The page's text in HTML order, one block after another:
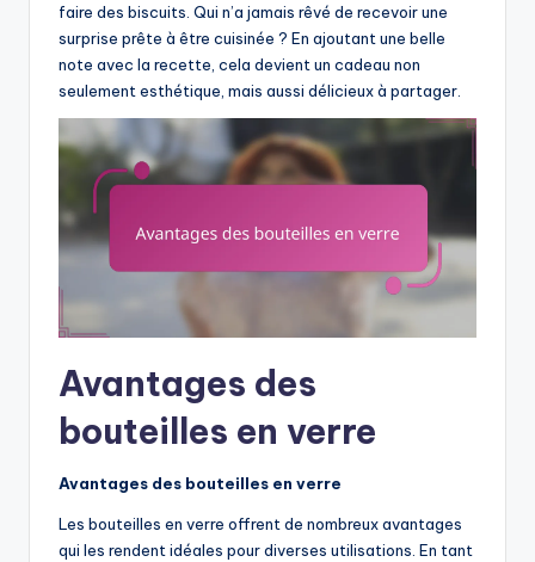
faire des biscuits. Qui n’a jamais rêvé de recevoir une
surprise prête à être cuisinée ? En ajoutant une belle
note avec la recette, cela devient un cadeau non
seulement esthétique, mais aussi délicieux à partager.
Avantages des
bouteilles en verre
Avantages des bouteilles en verre
Les bouteilles en verre offrent de nombreux avantages
qui les rendent idéales pour diverses utilisations. En tant